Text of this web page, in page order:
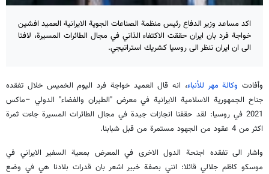
اكد مساعد وزير الدفاع رئيس منظمة الصناعات الجوية الايرانية العميد افشين
خواجة فرد بان ايران حققت الاكتفاء الذاتي في مجال الطائرات المسيرة، لافتا
الى ان ايران تنظر الى روسيا كشريك استراتيجي.
وأفادت وكالة مهر للأنباء، انه قال العميد خواجة فرد اليوم الخميس خلال تفقده
جناح الجمهورية الاسلامية الايرانية في معرض "الطيران والفضاء" الدولي –ماكس
2021 في روسيا: لقد حققنا انجازات جيدة في مجال الطائرات المسيرة جاءت ثمرة
اكثر من 4 عقود من الجهود مستمرة من قبل شبابنا.
واشار الى تفقده اجنحة الدول الاخرى في المعرض بمعية السفير الايراني في
موسكو كاظم جلالي قائلا: انني بصفة خبير اشعر بان قدرات بلادنا هي في وضع